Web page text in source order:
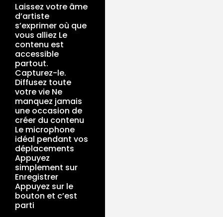
Laissez votre âme
d’artiste
s’exprimer où que
vous alliez Le
contenu est
accessible
partout.
Capturez-le.
Diffusez toute
votre vie Ne
manquez jamais
une occasion de
créer du contenu
Le microphone
idéal pendant vos
déplacements
Appuyez
simplement sur
Enregistrer
Appuyez sur le
bouton et c’est
parti